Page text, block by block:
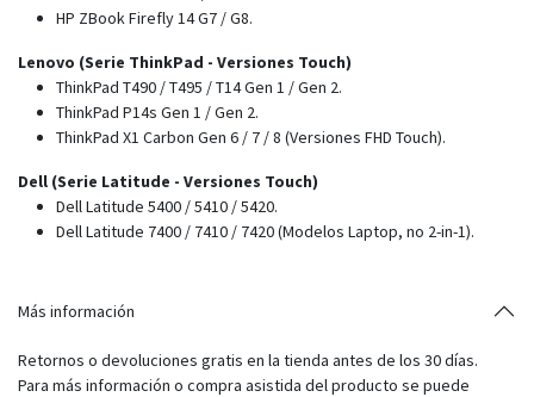
HP ZBook Firefly 14 G7 / G8.
Lenovo (Serie ThinkPad - Versiones Touch)
ThinkPad T490 / T495 / T14 Gen 1 / Gen 2.
ThinkPad P14s Gen 1 / Gen 2.
ThinkPad X1 Carbon Gen 6 / 7 / 8 (Versiones FHD Touch).
Dell (Serie Latitude - Versiones Touch)
Dell Latitude 5400 / 5410 / 5420.
Dell Latitude 7400 / 7410 / 7420 (Modelos Laptop, no 2-in-1).
Más información
Retornos o devoluciones gratis en la tienda antes de los 30 días.
Para más información o compra asistida del producto se puede